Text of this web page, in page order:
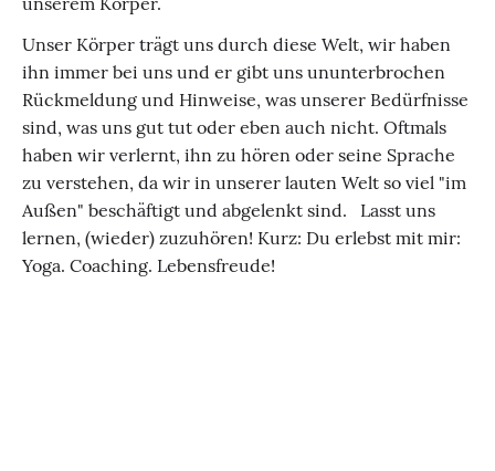
Unser Körper trägt uns durch diese Welt, wir haben
ihn immer bei uns und er gibt uns ununterbrochen
Rückmeldung und Hinweise, was unserer Bedürfnisse
sind, was uns gut tut oder eben auch nicht. Oftmals
haben wir verlernt, ihn zu hören oder seine Sprache
zu verstehen, da wir in unserer lauten Welt so viel "im
Außen" beschäftigt und abgelenkt sind. Lasst uns
lernen, (wieder) zuzuhören! ​ Kurz: Du erlebst mit mir:
Yoga. Coaching. Lebensfreude! ​